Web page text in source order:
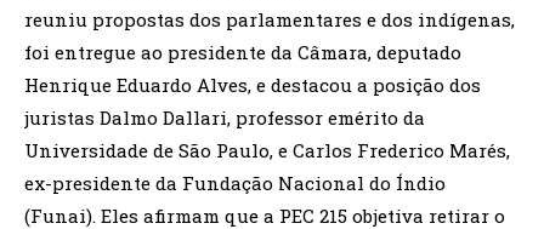
reuniu propostas dos parlamentares e dos indígenas,
foi entregue ao presidente da Câmara, deputado
Henrique Eduardo Alves, e destacou a posição dos
juristas Dalmo Dallari, professor emérito da
Universidade de São Paulo, e Carlos Frederico Marés,
ex-presidente da Fundação Nacional do Índio
(Funai). Eles afirmam que a PEC 215 objetiva retirar o